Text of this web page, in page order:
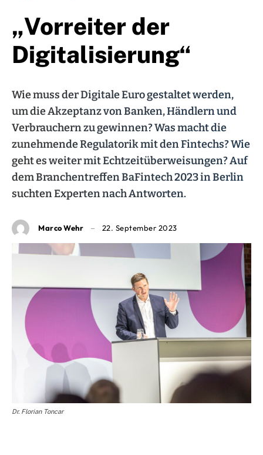
„Vorreiter der
Digitalisierung“
Wie muss der Digitale Euro gestaltet werden,
um die Akzeptanz von Banken, Händlern und
Verbrauchern zu gewinnen? Was macht die
zunehmende Regulatorik mit den Fintechs? Wie
geht es weiter mit Echtzeitüberweisungen? Auf
dem Branchentreffen BaFintech 2023 in Berlin
suchten Experten nach Antworten.
Marco Wehr 22. September 2023
Dr. Florian Toncar